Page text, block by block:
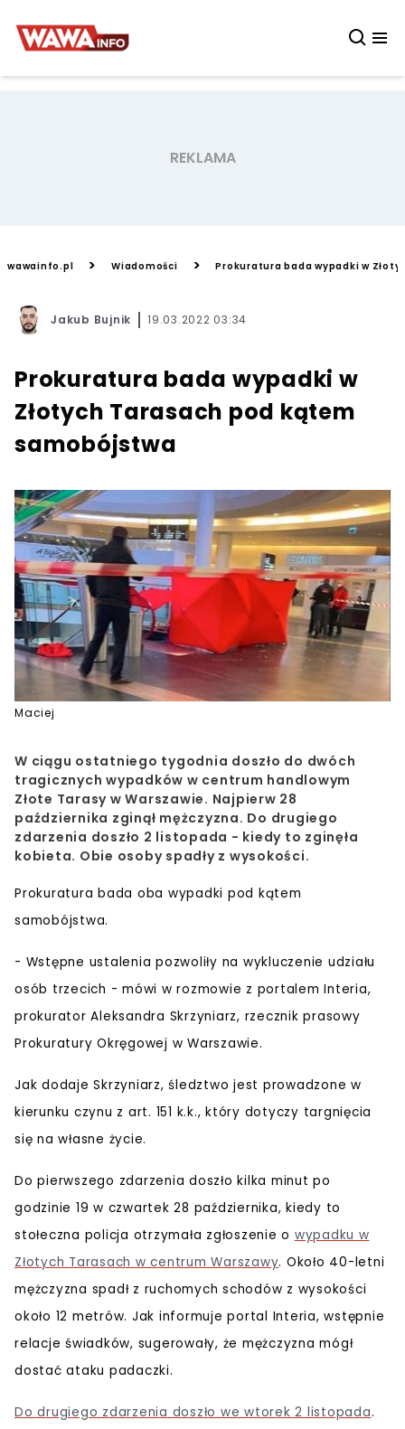
wawainfo.pl > Wiadomości > Prokuratura bada wypadki w
Jakub Bujnik 19.03.2022 03:34
Prokuratura bada wypadki w
Złotych Tarasach pod kątem
samobójstwa
Maciej
W ciągu ostatniego tygodnia doszło do dwóch
tragicznych wypadków w centrum handlowym
Złote Tarasy w Warszawie. Najpierw 28
października zginął mężczyzna. Do drugiego
zdarzenia doszło 2 listopada - kiedy to zginęła
kobieta. Obie osoby spadły z wysokości.
Prokuratura bada oba wypadki pod kątem
samobójstwa.
- Wstępne ustalenia pozwoliły na wykluczenie udziału
osób trzecich - mówi w rozmowie z portalem Interia,
prokurator Aleksandra Skrzyniarz, rzecznik prasowy
Prokuratury Okręgowej w Warszawie.
Jak dodaje Skrzyniarz, śledztwo jest prowadzone w
kierunku czynu z art. 151 k.k., który dotyczy targnięcia
się na własne życie.
Do pierwszego zdarzenia doszło kilka minut po
godzinie 19 w czwartek 28 października, kiedy to
stołeczna policja otrzymała zgłoszenie o wypadku w
Złotych Tarasach w centrum Warszawy. Około 40-letni
mężczyzna spadł z ruchomych schodów z wysokości
około 12 metrów. Jak informuje portal Interia, wstępnie
relacje świadków, sugerowały, że mężczyzna mógł
dostać ataku padaczki.
Do drugiego zdarzenia doszło we wtorek 2 listopada.